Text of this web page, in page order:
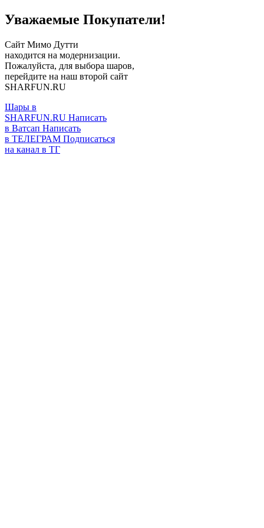
Уважаемые Покупатели!
Сайт Мимо Дутти
находится на модернизации.
Пожалуйста, для выбора шаров,
перейдите на наш второй сайт
SHARFUN.RU
Шары в
SHARFUN.RU Написать
в Ватсап Написать
в ТЕЛЕГРАМ Подписаться
на канал в ТГ